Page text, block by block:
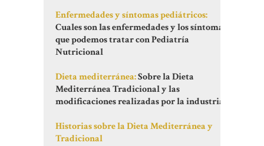
Enfermedades y síntomas pediátricos:
Cuales son las enfermedades y los síntomas
que podemos tratar con Pediatría
Nutricional
Dieta mediterránea:Sobre la Dieta
Mediterránea Tradicional y las
modificaciones realizadas por la industria
Historias sobre la Dieta Mediterránea y
Tradicional